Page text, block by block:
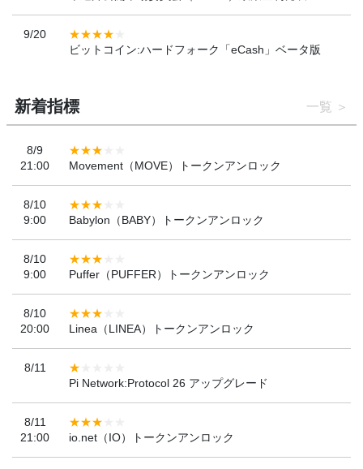
9/20
ビットコイン:ハードフォーク「eCash」ベータ版
新着指標 一覧
8/9
21:00
Movement（MOVE）トークンアンロック
8/10
9:00
Babylon（BABY）トークンアンロック
8/10
9:00
Puffer（PUFFER）トークンアンロック
8/10
20:00
Linea（LINEA）トークンアンロック
8/11
Pi Network:Protocol 26 アップグレード
8/11
21:00
io.net（IO）トークンアンロック